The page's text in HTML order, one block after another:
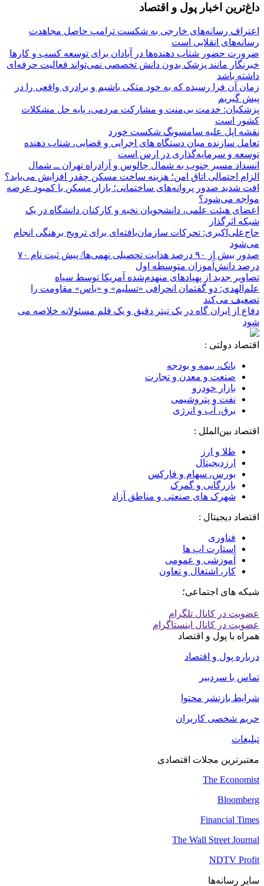
داغ‌ترین اخبار پول و اقتصاد
اعتراف رسانه‌های خارجی به شکست ترامپ حاصل مجاهدت
رسانه‌های انقلابی است
ضرورت حضور شتاب ‌دهنده‌ها در آبادان برای توسعه کسب‌ و کارها
خبرنگار مانند پزشک بدون دانش تخصصی نمی‌تواند فعالیت حرفه‌ای
داشته باشد
زمان آن فرا رسیده که به خود متکی باشیم و برادری واقعی را در
پیش گیریم
پزشکیان: خدمت بی‌منت و مشارکت مردمی، پایه حل مشکلات
کشور است
نقشه اپل علیه سامسونگ شکست خورد
تعامل سازنده میان دستگاه‌ های اجرایی و قضایی، شتاب‌ دهنده
توسعه و سرمایه‌گذاری در ارس است
انسداد مسیر جنوب به شمال چالوس و آزادراه تهران ــ شمال
الزام احتمالی اتاق امن؛ هزینه ساخت مسکن چقدر افزایش می‌یابد؟
افت شدید صدور پروانه‌های ساختمانی؛ بازار مسکن با کمبود عرضه
مواجه می‌شود؟
اعضای هیئت علمی، دانشجویان نخبه و کارکنان دانشگاه در یک
شبکه‌ اثرگذار
حاج‌علی‌اکبری: تحرکات سازمان‌یافته‌ای برای ترویج برهنگی انجام
می‌شود
صدور بیش از ۹۰ درصد هدایت تحصیلی نهمی‌ها/ پیش ثبت نام ۷۰
درصد دانش‌آموزان متوسطه اول
تصاویر جدید از پهپادهای منهدم‌شده آمریکا توسط سپاه
علم‌الهدی: دو گفتمان انحرافی «تسلیم» و «یاس» مقاومت را
تضعیف می‌کند
دفاع از ایران گاه در یک تیتر دقیق و یک قلم مسئولانه خلاصه می
شود
اقتصاد دولتی :
بانک، بیمه و بودجه
صنعت و معدن و تجارت
بازار خودرو
نفت و پتروشیمی
برق، آب و انرژی
اقتصاد بین‌الملل :
طلا و ارز
ارزدیجیتال
بورس، سهام و فارکس
بازرگانی و گمرک
شهرک های صنعتی و مناطق آزاد
اقتصاد دیجیتال :
فناوری
استارت اپ ها
آموزشی و عمومی
کار، اشتغال و تعاون
شبکه های اجتماعی؛
عضویت در کانال تلگرام
عضویت در کانال اینستاگرام
همراه با پول و اقتصاد
درباره پول و اقتصاد
تماس با سردبیر
شرایط بازنشر محتوا
حریم شخصی کاربران
تبلیغات
معتبرترین مجلات اقتصادی
The Economist
Bloomberg
Financial Times
The Wall Street Journal
NDTV Profit
سایر رسانه‌ها